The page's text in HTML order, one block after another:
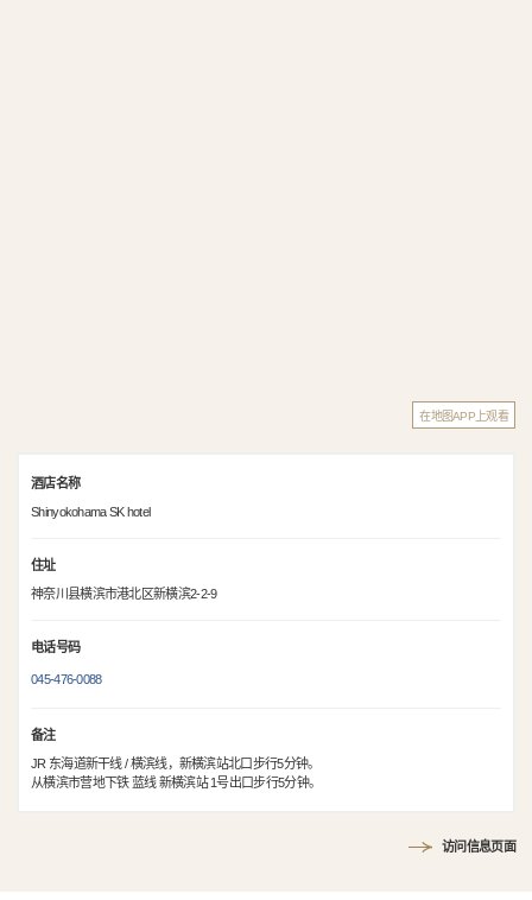
在地图APP上观看
酒店名称
Shinyokohama SK hotel
住址
神奈川县横滨市港北区新横滨2-2-9
电话号码
045-476-0088
备注
JR 东海道新干线 / 横滨线，新横滨站北口步行5分钟。
从横滨市营地下铁 蓝线 新横滨站 1号出口步行5分钟。
访问信息页面